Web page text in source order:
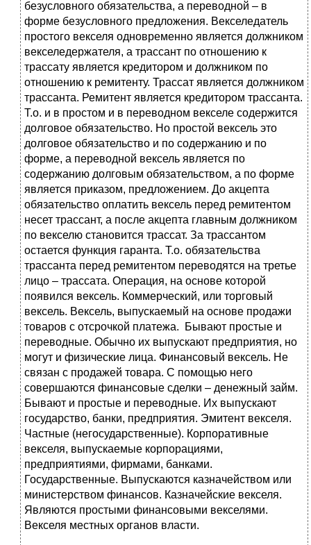
безусловного обязательства, а переводной – в
форме безусловного предложения. Векселедатель
простого векселя одновременно является должником
векселедержателя, а трассант по отношению к
трассату является кредитором и должником по
отношению к ремитенту. Трассат является должником
трассанта. Ремитент является кредитором трассанта.
Т.о. и в простом и в переводном векселе содержится
долговое обязательство. Но простой вексель это
долговое обязательство и по содержанию и по
форме, а переводной вексель является по
содержанию долговым обязательством, а по форме
является приказом, предложением. До акцепта
обязательство оплатить вексель перед ремитентом
несет трассант, а после акцепта главным должником
по векселю становится трассат. За трассантом
остается функция гаранта. Т.о. обязательства
трассанта перед ремитентом переводятся на третье
лицо – трассата. Операция, на основе которой
появился вексель. Коммерческий, или торговый
вексель. Вексель, выпускаемый на основе продажи
товаров с отсрочкой платежа. Бывают простые и
переводные. Обычно их выпускают предприятия, но
могут и физические лица. Финансовый вексель. Не
связан с продажей товара. С помощью него
совершаются финансовые сделки – денежный займ.
Бывают и простые и переводные. Их выпускают
государство, банки, предприятия. Эмитент векселя.
Частные (негосударственные). Корпоративные
векселя, выпускаемые корпорациями,
предприятиями, фирмами, банками.
Государственные. Выпускаются казначейством или
министерством финансов. Казначейские векселя.
Являются простыми финансовыми векселями.
Векселя местных органов власти.